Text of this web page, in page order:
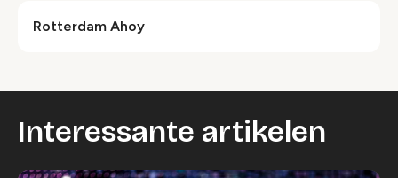
Rotterdam Ahoy
Interessante artikelen